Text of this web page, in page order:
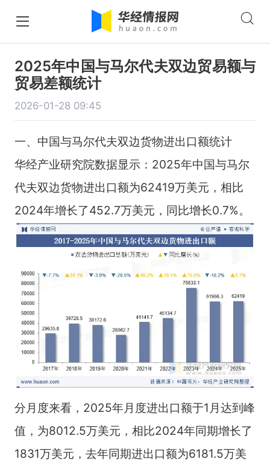
2025年中国与马尔代夫双边贸易额与
贸易差额统计
2026-01-28 09:45
一、中国与马尔代夫双边货物进出口额统计
华经产业研究院数据显示：2025年中国与马尔
代夫双边货物进出口额为62419万美元，相比
2024年增长了452.7万美元，同比增长0.7%。
分月度来看，2025年月度进出口额于1月达到峰
值，为8012.5万美元，相比2024年同期增长了
1831万美元，去年同期进出口额为6181.5万美